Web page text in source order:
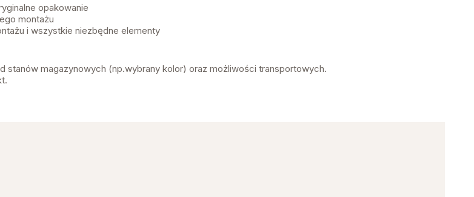
opakowanie
montażu
i wszystkie niezbędne elementy
stanów magazynowych (np.wybrany kolor) oraz możliwości transportowych.